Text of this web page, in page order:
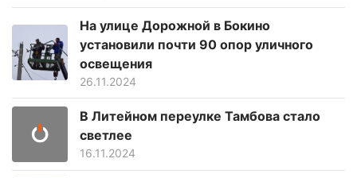
На улице Дорожной в Бокино
установили почти 90 опор уличного
освещения
26.11.2024
В Литейном переулке Тамбова стало
светлее
16.11.2024